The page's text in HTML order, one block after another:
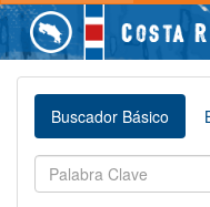
Buscador Básico